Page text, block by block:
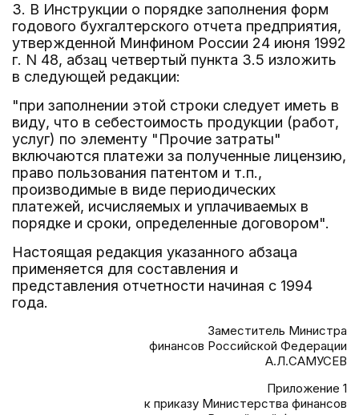
3. В Инструкции о порядке заполнения форм
годового бухгалтерского отчета предприятия,
утвержденной Минфином России 24 июня 1992
г. N 48, абзац четвертый пункта 3.5 изложить
в следующей редакции:
"при заполнении этой строки следует иметь в
виду, что в себестоимость продукции (работ,
услуг) по элементу "Прочие затраты"
включаются платежи за полученные лицензию,
право пользования патентом и т.п.,
производимые в виде периодических
платежей, исчисляемых и уплачиваемых в
порядке и сроки, определенные договором".
Настоящая редакция указанного абзаца
применяется для составления и
представления отчетности начиная с 1994
года.
Заместитель Министра
финансов Российской Федерации
А.Л.САМУСЕВ
Приложение 1
к приказу Министерства финансов